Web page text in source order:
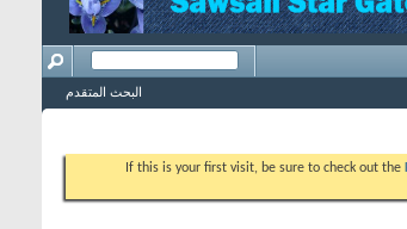
البحث المتقدم
If this is your first visit, be sure to check out the